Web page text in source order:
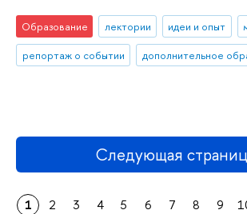
Образование лектории идеи и опыт
репортаж о событии
дополнительное
Следующая
1 2 3 4 5 6 7 8 9